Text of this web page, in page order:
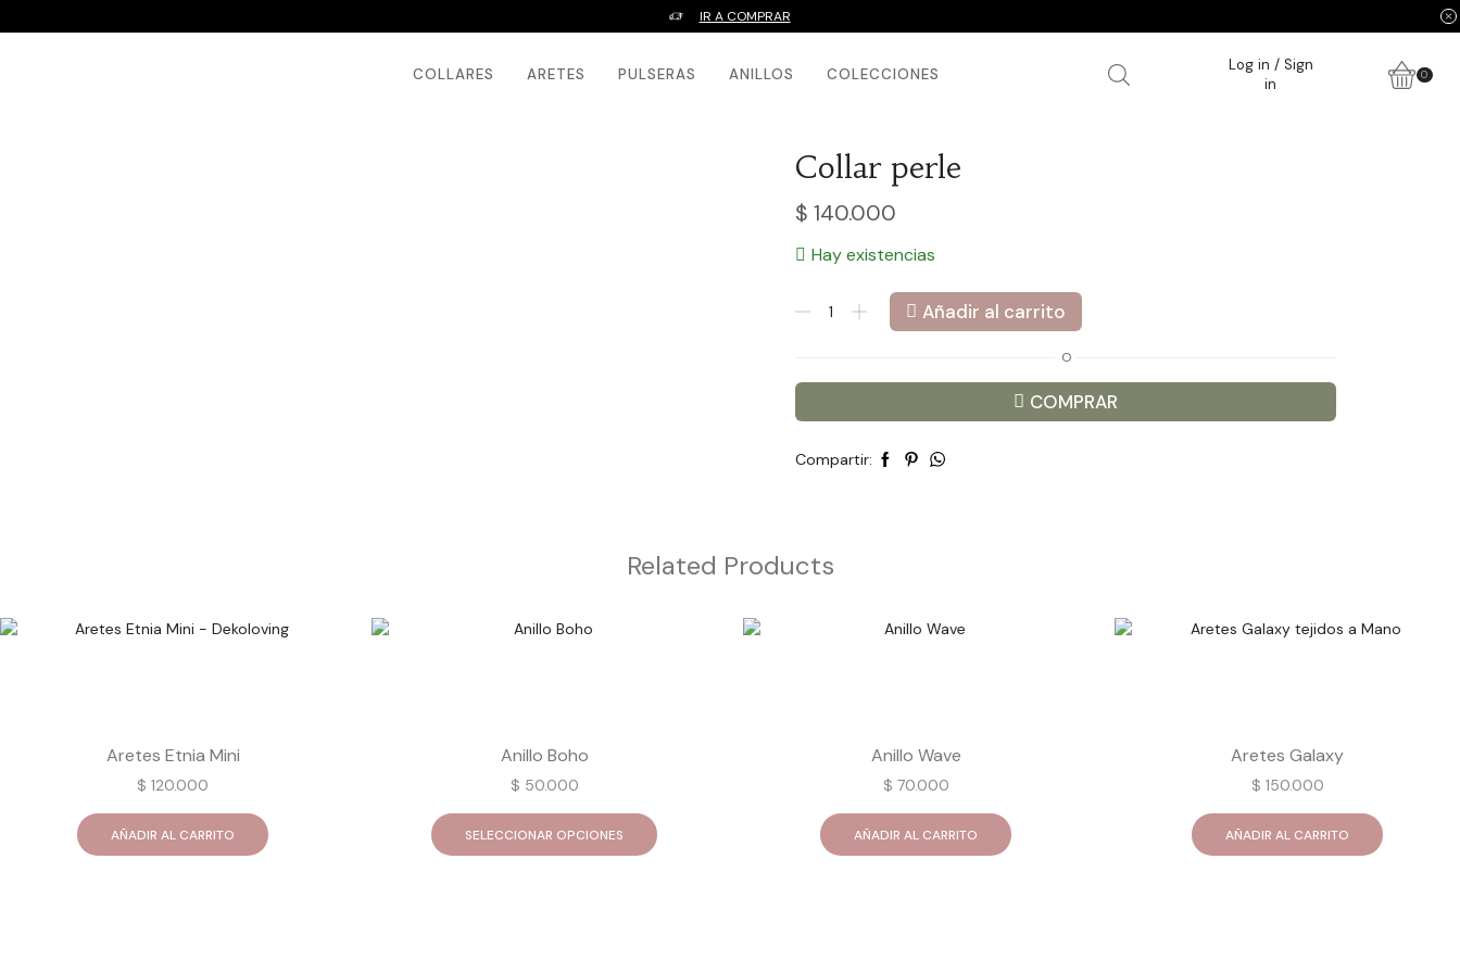
IR A COMPRAR
COLLARES ARETES PULSERAS ANILLOS COLECCIONES
Log in / Sign
in
0
Collar perle
$ 140.000
Hay existencias
Añadir al carrito
O
COMPRAR
Compartir:
Related Products
Aretes Etnia Mini
$ 120.000
AÑADIR AL CARRITO
Anillo Boho
$ 50.000
SELECCIONAR OPCIONES
producto
Anillo Wave
$ 70.000
AÑADIR AL CARRITO
Aretes Galaxy
$ 150.000
AÑADIR AL CARRITO